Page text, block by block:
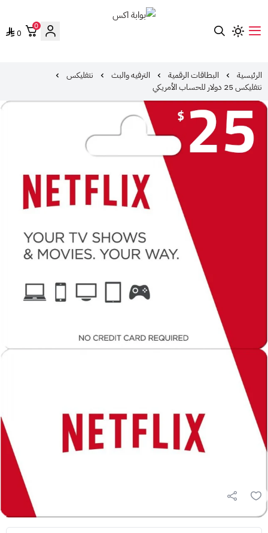
0
0
الرئيسية البطاقات الرقمية الترفيه والبث
نتفليكس
نتفليكس 25 دولار للحساب الأمريكي